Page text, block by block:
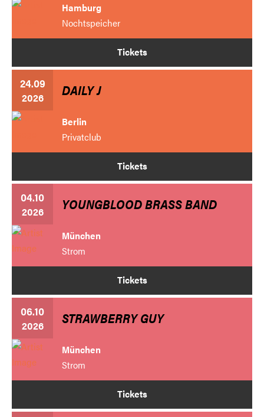
Hamburg
Nochtspeicher
Tickets
24.09
2026 DAILY J
Berlin
Privatclub
Tickets
04.10
2026 YOUNGBLOOD BRASS BAND
München
Strom
Tickets
06.10
2026 STRAWBERRY GUY
München
Strom
Tickets